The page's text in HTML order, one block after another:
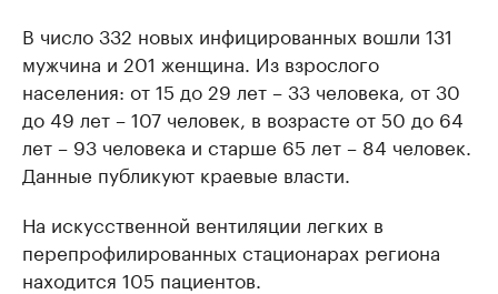
В число 332 новых инфицированных вошли 131
мужчина и 201 женщина. Из взрослого
населения: от 15 до 29 лет – 33 человека, от 30
до 49 лет – 107 человек, в возрасте от 50 до 64
лет – 93 человека и старше 65 лет – 84 человек.
Данные публикуют краевые власти.
На искусственной вентиляции легких в
перепрофилированных стационарах региона
находится 105 пациентов.